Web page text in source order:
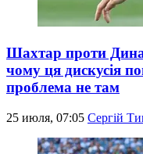
Шахтар проти
чому ця дискусія
проблема не там
25 июля, 07:05 Сергій